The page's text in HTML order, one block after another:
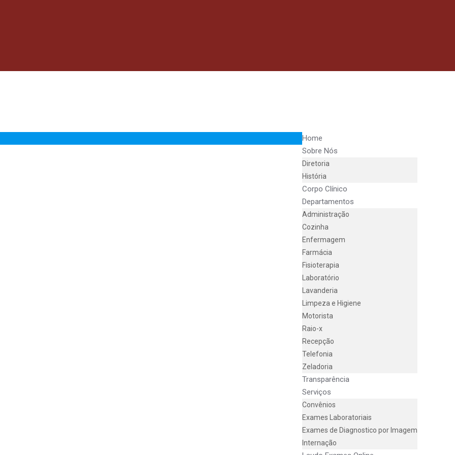
Home
Sobre Nós
Diretoria
História
Corpo Clínico
Departamentos
Administração
Cozinha
Enfermagem
Farmácia
Fisioterapia
Laboratório
Lavanderia
Limpeza e Higiene
Motorista
Raio-x
Recepção
Telefonia
Zeladoria
Transparência
Serviços
Convênios
Exames Laboratoriais
Exames de Diagnostico por Imagem
Internação